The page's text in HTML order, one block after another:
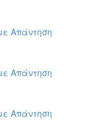
Απάντηση
Απάντηση
Απάντηση